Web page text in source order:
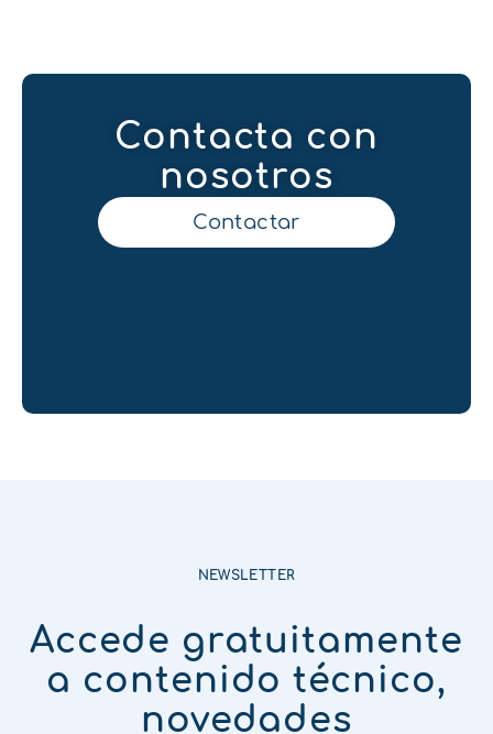
Contacta con
nosotros
Contactar
NEWSLETTER
Accede gratuitamente
a contenido técnico,
novedades